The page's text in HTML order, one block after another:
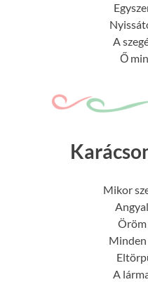
A
Ő
Mikor
Öröm
Minden
A